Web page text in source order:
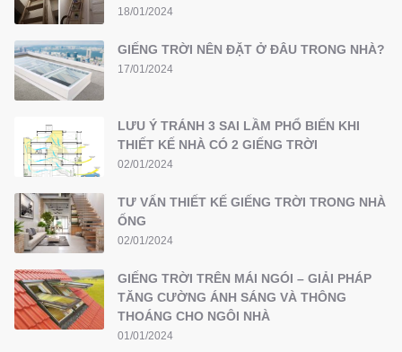
18/01/2024
GIẾNG TRỜI NÊN ĐẶT Ở ĐÂU TRONG NHÀ?
17/01/2024
LƯU Ý TRÁNH 3 SAI LẦM PHỔ BIẾN KHI
THIẾT KẾ NHÀ CÓ 2 GIẾNG TRỜI
02/01/2024
TƯ VẤN THIẾT KẾ GIẾNG TRỜI TRONG NHÀ
ỐNG
02/01/2024
GIẾNG TRỜI TRÊN MÁI NGÓI – GIẢI PHÁP
TĂNG CƯỜNG ÁNH SÁNG VÀ THÔNG
THOÁNG CHO NGÔI NHÀ
01/01/2024